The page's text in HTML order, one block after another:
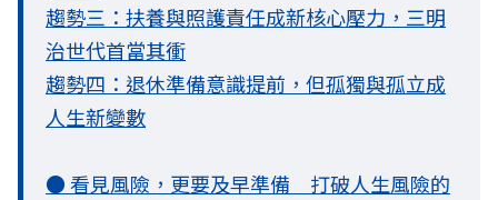
趨勢三：扶養與照護責任成新核心壓力，三明
治世代首當其衝
趨勢四：退休準備意識提前，但孤獨與孤立成
人生新變數
● 看見風險，更要及早準備 打破人生風險的